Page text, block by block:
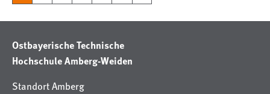
Ostbayerische Technische
Hochschule Amberg-Weiden
Standort Amberg